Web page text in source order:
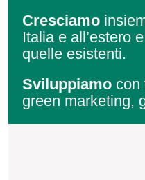
Cresciamo
Italia e all’estero
quelle esistenti.
Sviluppiamo con
green marketing,